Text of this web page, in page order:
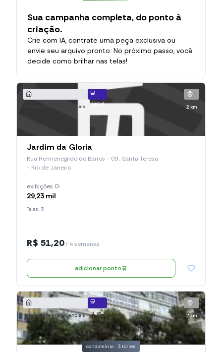
Sua campanha completa, do ponto à
criação.
Crie com IA, contrate uma peça exclusiva ou
envie seu arquivo pronto. No próximo passo, você
decide como brilhar nas telas!
elevadores residenciais digital
2 km
Jardim da Gloria
Rua Hermenegildo de Barros - 09 , Santa Teresa
- Rio de Janeiro
exibições
29,23 mil
Telas: 3
R$ 51,20/ 4 semanas
adicionar ponto
elevadores residenciais digital
2 km
condomínio · 3 torres